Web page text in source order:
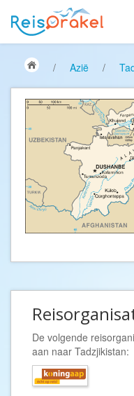
/ Azië /
De volgende
aan naar Tadzjikistan: